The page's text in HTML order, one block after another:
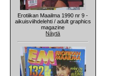
Erotiikan Maailma 1990 nr 9 -
aikuisviihdelehti / adult graphics
magazine
Näytä